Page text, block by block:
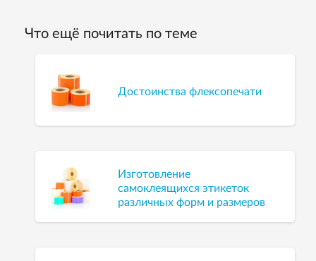
Что ещё почитать по теме
Достоинства флексопечати
Изготовление
самоклеящихся этикеток
различных форм и размеров